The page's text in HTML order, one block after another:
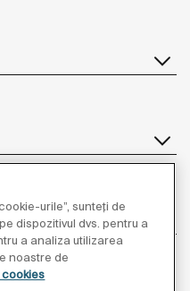
găsiți
urile”, sunteți de
dispozitivul dvs. pentru a
a analiza utilizarea
noastre de